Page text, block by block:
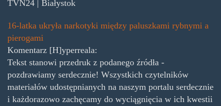
TVN24 | Białystok
16-latka ukryła narkotyki między paluszkami rybnymi a
pierogami
Komentarz [H]yperreala:
Tekst stanowi przedruk z podanego źródła -
pozdrawiamy serdecznie! Wszystkich czytelników
materiałów udostępnianych na naszym portalu serdecznie
i każdorazowo zachęcamy do wyciągnięcia w ich kwestii